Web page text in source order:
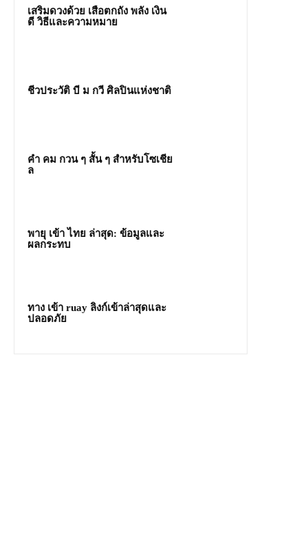
เสริมดวงด้วย เสือตกถัง พลัง เงิน
ดี วิธีและความหมาย
ชีวประวัติ บี ม กวี ศิลปินแห่งชาติ
คํา คม กวน ๆ สั้น ๆ สำหรับโซเชีย
ล
พายุ เข้า ไทย ล่าสุด: ข้อมูลและ
ผลกระทบ
ทาง เข้า ruay ลิงก์เข้าล่าสุดและ
ปลอดภัย